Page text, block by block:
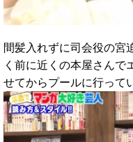
間髪入れずに司会役の宮
く前に近くの本屋さんで
せてからプールに行って